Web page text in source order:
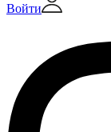
Войти